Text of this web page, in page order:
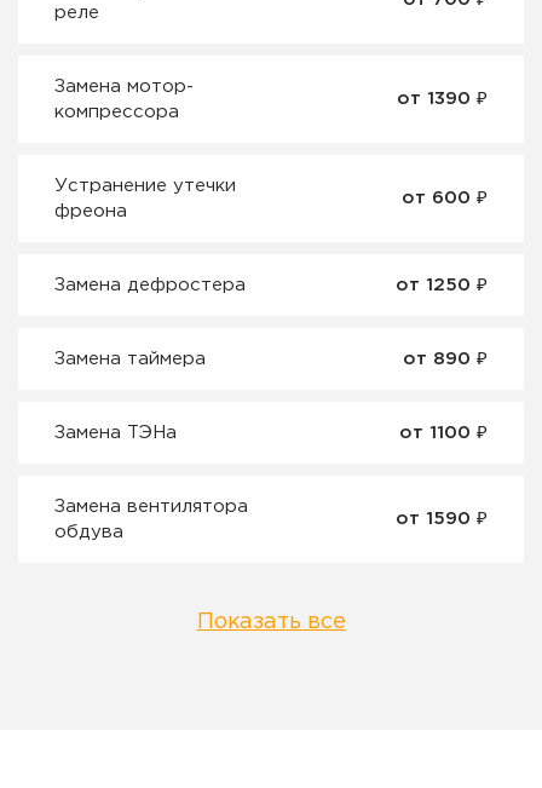
реле
Замена мотор-
компрессора
от 1390 ₽
Устранение утечки
фреона
от 600 ₽
Замена дефростера от 1250 ₽
Замена таймера от 890 ₽
Замена ТЭНа от 1100 ₽
Замена вентилятора
обдува
от 1590 ₽
Показать все